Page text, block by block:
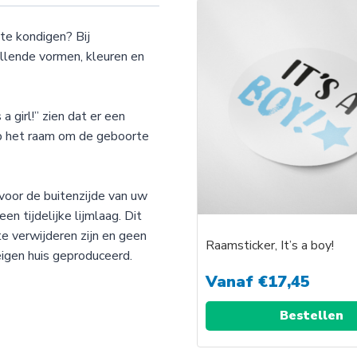
kondigen? Bij
vormen, kleuren en
girl!” zien dat er een
het raam om de geboorte
de buitenzijde van uw
tijdelijke lijmlaag. Dit
verwijderen zijn en geen
huis geproduceerd.
Raamsticker, It’s a boy!
Vanaf€17,45
Bestellen